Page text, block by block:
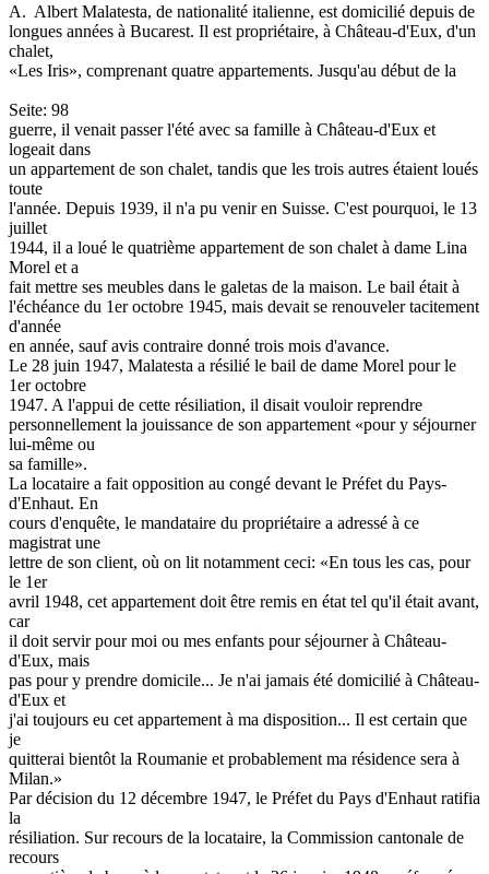
A. ­ Albert Malatesta, de nationalité italienne, est domicilié depuis de
longues années à Bucarest. Il est propriétaire, à Château-d'Eux, d'un
chalet,
«Les Iris», comprenant quatre appartements. Jusqu'au début de la
Seite: 98
guerre, il venait passer l'été avec sa famille à Château-d'Eux et
logeait dans
un appartement de son chalet, tandis que les trois autres étaient loués
toute
l'année. Depuis 1939, il n'a pu venir en Suisse. C'est pourquoi, le 13
juillet
1944, il a loué le quatrième appartement de son chalet à dame Lina
Morel et a
fait mettre ses meubles dans le galetas de la maison. Le bail était à
l'échéance du 1er octobre 1945, mais devait se renouveler tacitement
d'année
en année, sauf avis contraire donné trois mois d'avance.
Le 28 juin 1947, Malatesta a résilié le bail de dame Morel pour le
1er octobre
1947. A l'appui de cette résiliation, il disait vouloir reprendre
personnellement la jouissance de son appartement «pour y séjourner
lui-même ou
sa famille».
La locataire a fait opposition au congé devant le Préfet du Pays-
d'Enhaut. En
cours d'enquête, le mandataire du propriétaire a adressé à ce
magistrat une
lettre de son client, où on lit notamment ceci: «En tous les cas, pour
le 1er
avril 1948, cet appartement doit être remis en état tel qu'il était avant,
car
il doit servir pour moi ou mes enfants pour séjourner à Château-
d'Eux, mais
pas pour y prendre domicile... Je n'ai jamais été domicilié à Château-
d'Eux et
j'ai toujours eu cet appartement à ma disposition... Il est certain que
je
quitterai bientôt la Roumanie et probablement ma résidence sera à
Milan.»
Par décision du 12 décembre 1947, le Préfet du Pays d'Enhaut ratifia
la
résiliation. Sur recours de la locataire, la Commission cantonale de
recours